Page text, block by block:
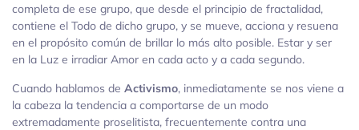
completa de ese grupo, que desde el principio de fractalidad,
contiene el Todo de dicho grupo, y se mueve, acciona y resuena
en el propósito común de brillar lo más alto posible. Estar y ser
en la Luz e irradiar Amor en cada acto y a cada segundo.
Cuando hablamos de Activismo, inmediatamente se nos viene a
la cabeza la tendencia a comportarse de un modo
extremadamente proselitista, frecuentemente contra una